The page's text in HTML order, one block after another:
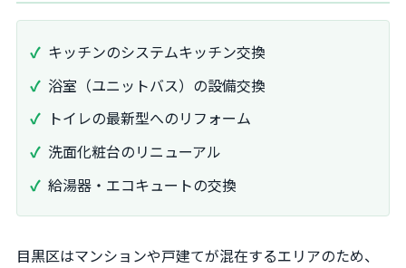
キッチンのシステムキッチン交換
浴室（ユニットバス）の設備交換
トイレの最新型へのリフォーム
洗面化粧台のリニューアル
給湯器・エコキュートの交換
目黒区はマンションや戸建てが混在するエリアのため、